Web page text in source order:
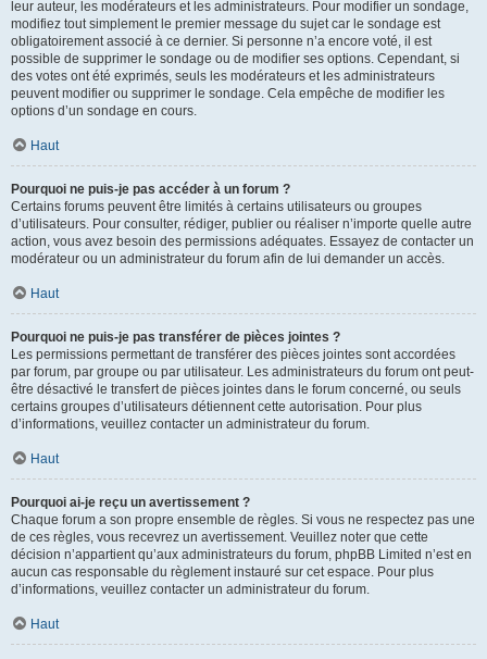
leur auteur, les modérateurs et les administrateurs. Pour modifier un sondage,
modifiez tout simplement le premier message du sujet car le sondage est
obligatoirement associé à ce dernier. Si personne n’a encore voté, il est
possible de supprimer le sondage ou de modifier ses options. Cependant, si
des votes ont été exprimés, seuls les modérateurs et les administrateurs
peuvent modifier ou supprimer le sondage. Cela empêche de modifier les
options d’un sondage en cours.
Haut
Pourquoi ne puis-je pas accéder à un forum ?
Certains forums peuvent être limités à certains utilisateurs ou groupes
d’utilisateurs. Pour consulter, rédiger, publier ou réaliser n’importe quelle autre
action, vous avez besoin des permissions adéquates. Essayez de contacter un
modérateur ou un administrateur du forum afin de lui demander un accès.
Haut
Pourquoi ne puis-je pas transférer de pièces jointes ?
Les permissions permettant de transférer des pièces jointes sont accordées
par forum, par groupe ou par utilisateur. Les administrateurs du forum ont peut-
être désactivé le transfert de pièces jointes dans le forum concerné, ou seuls
certains groupes d’utilisateurs détiennent cette autorisation. Pour plus
d’informations, veuillez contacter un administrateur du forum.
Haut
Pourquoi ai-je reçu un avertissement ?
Chaque forum a son propre ensemble de règles. Si vous ne respectez pas une
de ces règles, vous recevrez un avertissement. Veuillez noter que cette
décision n’appartient qu’aux administrateurs du forum, phpBB Limited n’est en
aucun cas responsable du règlement instauré sur cet espace. Pour plus
d’informations, veuillez contacter un administrateur du forum.
Haut